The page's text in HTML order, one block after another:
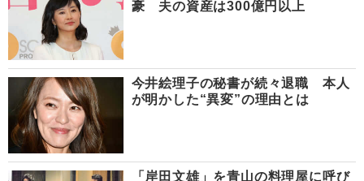
豪 夫の資産は300億円以上
今井絵理子の秘書が続々退職 本人
が明かした“異変”の理由とは
「岸田文雄」を青山の料理屋に呼び